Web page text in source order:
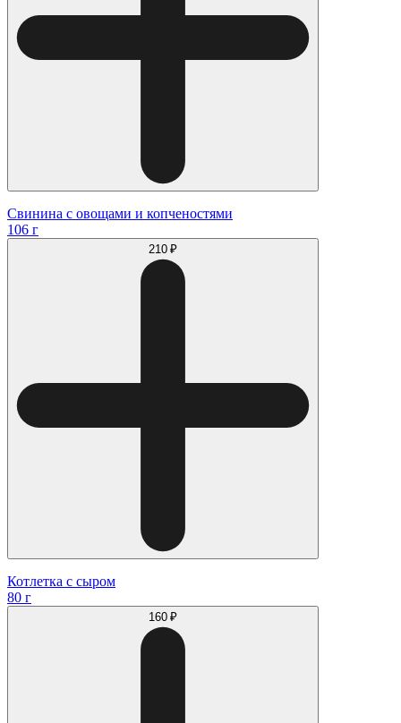
Свинина с овощами и копченостями
106 г
210 ₽
Котлетка с сыром
80 г
160 ₽